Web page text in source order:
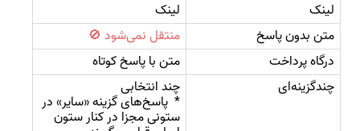
لینک
لینک
متن بدون پاسخ
منتقل نمی‌شود 🚫
درگاه پرداخت
متن با پاسخ کوتاه
چندگزینه‌ای
چند انتخابی
* پاسخ‌های گزینه «سایر» در
ستونی مجزا در کنار ستون